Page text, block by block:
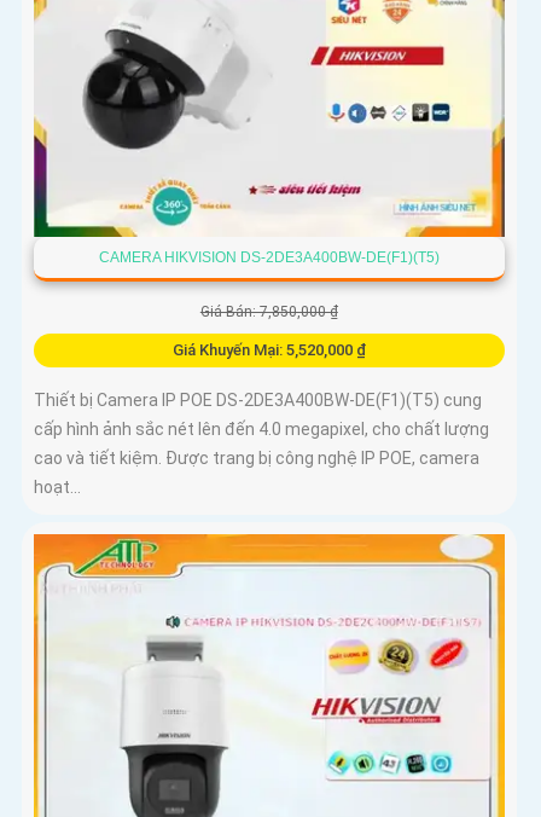
CAMERA HIKVISION DS-2DE3A400BW-DE(F1)(T5)
Giá Bán: 7,850,000 ₫
Giá Khuyến Mại: 5,520,000 ₫
Thiết bị Camera IP POE DS-2DE3A400BW-DE(F1)(T5) cung
cấp hình ảnh sắc nét lên đến 4.0 megapixel, cho chất lượng
cao và tiết kiệm. Được trang bị công nghệ IP POE, camera
hoạt...